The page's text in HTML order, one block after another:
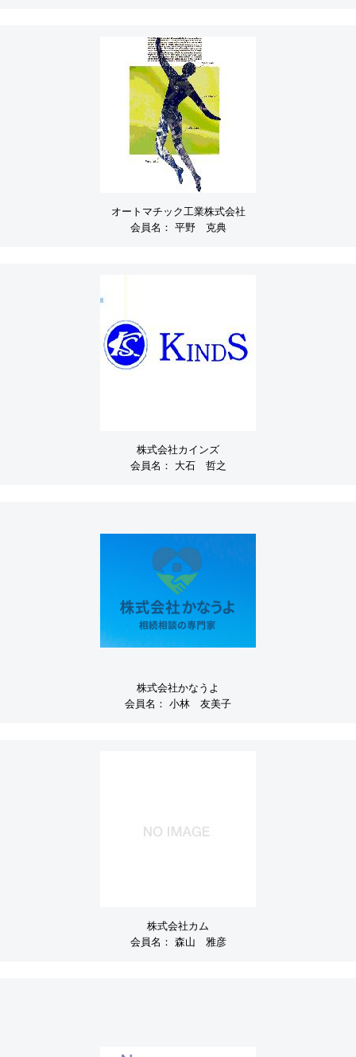
オートマチック工業株式会社
会員名： 平野 克典
株式会社カインズ
会員名：
大石 哲之
株式会社かなうよ
会員名： 小林 友美子
株式会社カム
会員名： 森山 雅彦